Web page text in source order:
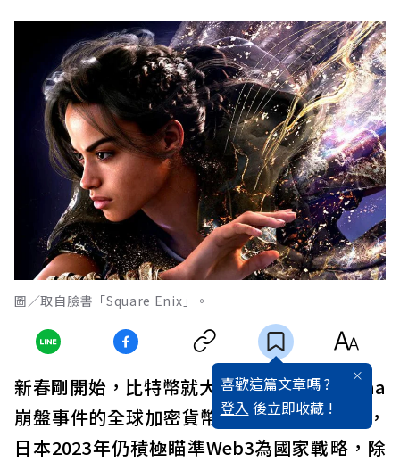
圖／取自臉書「Square Enix」。
喜歡這篇文章嗎 ?
登入 後立即收藏 !
新春剛開始，比特幣就大漲，歷經FTX、Luna
崩盤事件的全球加密貨幣產業還有救？其實，
日本2023年仍積極瞄準Web3為國家戰略，除